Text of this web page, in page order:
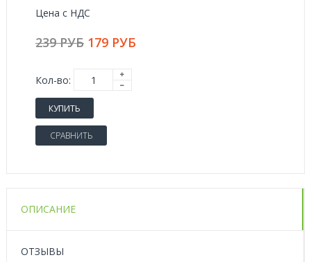
Цена с НДС
239 РУБ 179 РУБ
Кол-во:
КУПИТЬ
СРАВНИТЬ
ОПИСАНИЕ
ОТЗЫВЫ